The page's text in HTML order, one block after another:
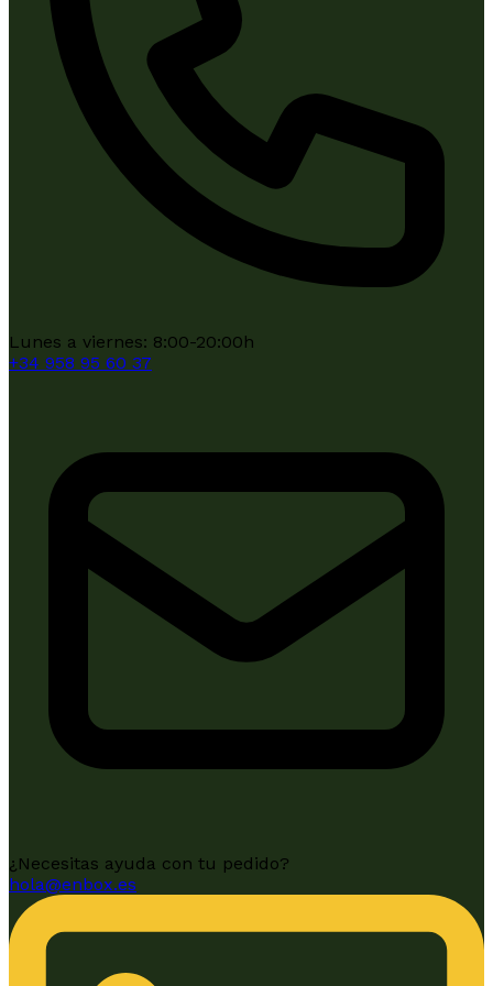
Lunes a viernes: 8:00-20:00h
+34 958 95 60 37
¿Necesitas ayuda con tu pedido?
hola@enbox.es